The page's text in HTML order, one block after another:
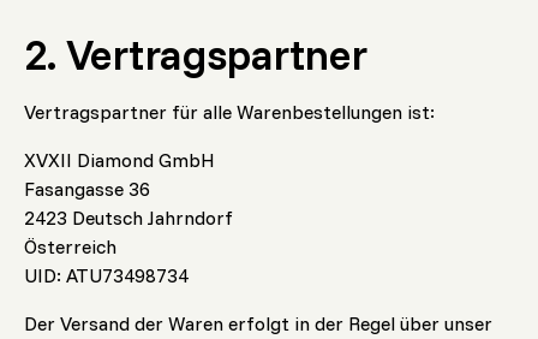
2. Vertragspartner
Vertragspartner für alle Warenbestellungen ist:
XVXII Diamond GmbH
Fasangasse 36
2423 Deutsch Jahrndorf
Österreich
UID: ATU73498734
Der Versand der Waren erfolgt in der Regel über unser